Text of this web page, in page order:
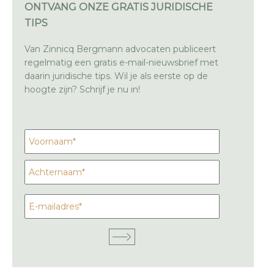
ONTVANG ONZE GRATIS JURIDISCHE
TIPS
Van Zinnicq Bergmann advocaten publiceert
regelmatig een gratis e-mail-nieuwsbrief met
daarin juridische tips. Wil je als eerste op de
hoogte zijn? Schrijf je nu in!